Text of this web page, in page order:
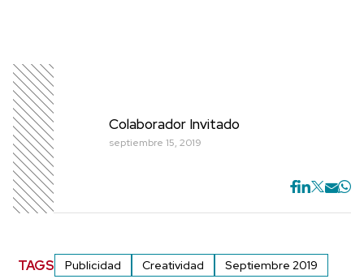
Colaborador Invitado
septiembre 15, 2019
TAGS Publicidad Creatividad Septiembre 2019